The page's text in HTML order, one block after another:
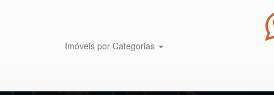
Imóveis por Categorias